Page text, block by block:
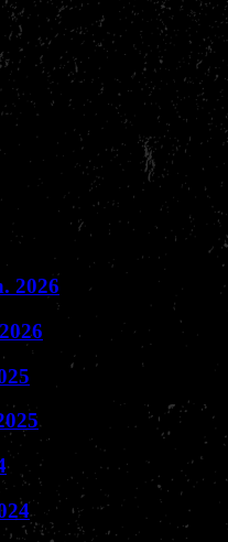
dat Nakama gesloten is
2026